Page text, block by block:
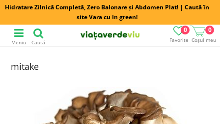
Hidratare Zilnică Completă, Zero Balonare și Abdomen Plat! | Caută în
site Vara cu In green!
Favorite
0
Coșul meu
0
Meniu Caută
mitake